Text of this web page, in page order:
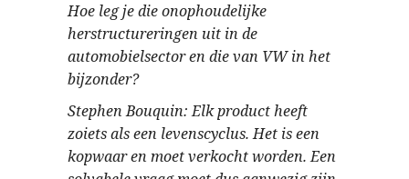
Hoe leg je die onophoudelijke
herstructureringen uit in de
automobielsector en die van VW in het
bijzonder?
Stephen Bouquin: Elk product heeft
zoiets als een levenscyclus. Het is een
kopwaar en moet verkocht worden. Een